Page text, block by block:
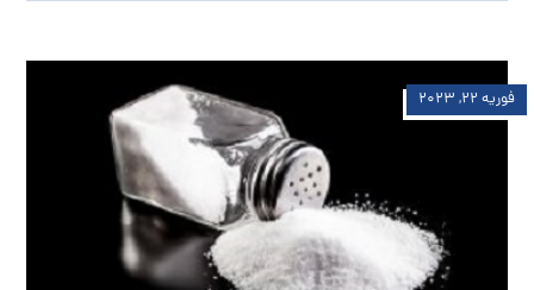
فوریه ۲۲, ۲۰۲۳